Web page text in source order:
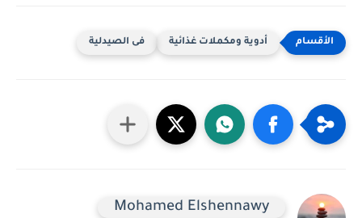
أدوية ومكملات غذائية فى الصيدلية
Mohamed Elshennawy